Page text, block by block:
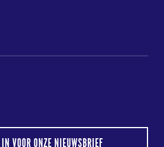
VOOR ONZE NIEUWSBRIEF